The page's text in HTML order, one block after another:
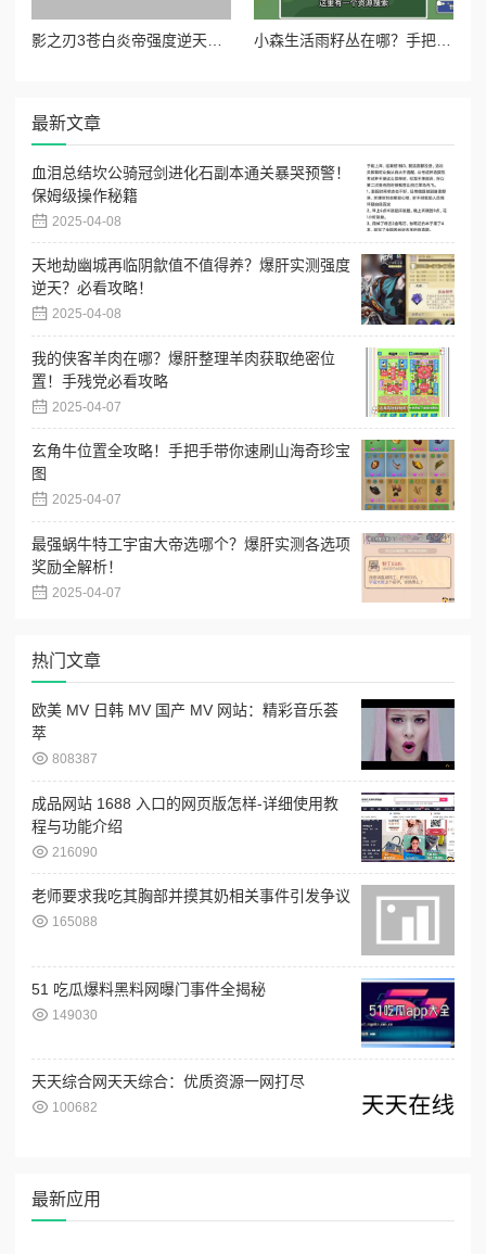
影之刃3苍白炎帝强度逆天！零基础也能轻松毕业的图纸锻造全攻略 小森生活雨籽丛在哪？手把手教你找绝美打卡点！
最新文章
血泪总结坎公骑冠剑进化石副本通关暴哭预警！
保姆级操作秘籍
2025-04-08
天地劫幽城再临阴歙值不值得养？爆肝实测强度
逆天？必看攻略！
2025-04-08
我的侠客羊肉在哪？爆肝整理羊肉获取绝密位
置！手残党必看攻略
2025-04-07
玄角牛位置全攻略！手把手带你速刷山海奇珍宝
图
2025-04-07
最强蜗牛特工宇宙大帝选哪个？爆肝实测各选项
奖励全解析！
2025-04-07
热门文章
欧美 MV 日韩 MV 国产 MV 网站：精彩音乐荟
萃
808387
成品网站 1688 入口的网页版怎样-详细使用教
程与功能介绍
216090
老师要求我吃其胸部并摸其奶相关事件引发争议
165088
51 吃瓜爆料黑料网曝门事件全揭秘
149030
天天综合网天天综合：优质资源一网打尽
100682
最新应用